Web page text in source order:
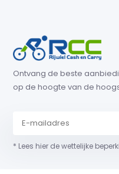
Ontvang de beste
op de hoogte van de
* Lees hier de wettelijke